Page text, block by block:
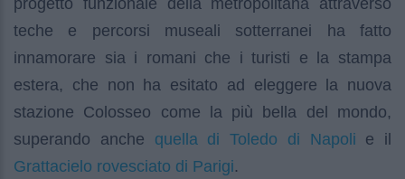
teche e percorsi museali sotterranei ha fatto
innamorare sia i romani che i turisti e la stampa
estera, che non ha esitato ad eleggere la nuova
stazione Colosseo come la più bella del mondo,
superando anche quella di Toledo di Napoli e il
Grattacielo rovesciato di Parigi.